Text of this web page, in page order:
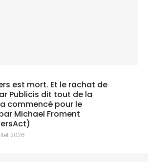
est mort. Et le rachat de
Publicis dit tout de la
commencé pour le
Michael Froment
2026